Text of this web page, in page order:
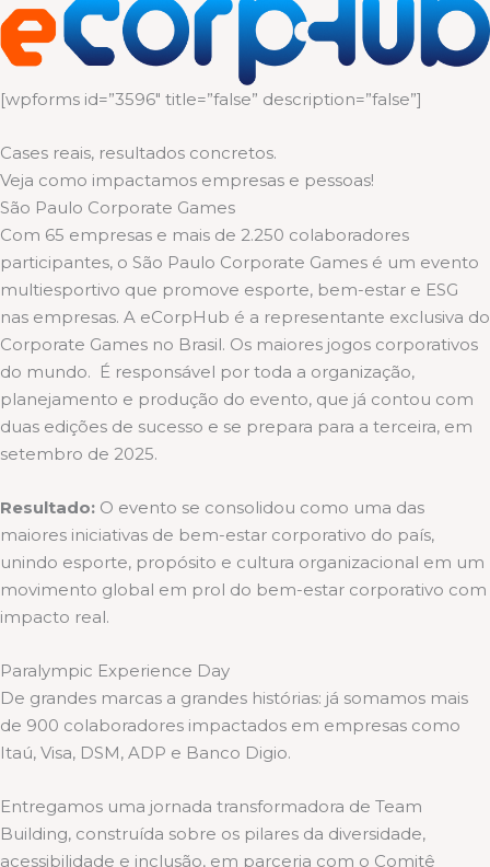
[wpforms id=”3596″ title=”false” description=”false”]
Cases reais, resultados concretos.
Veja como impactamos empresas e pessoas!
São Paulo Corporate Games
Com 65 empresas e mais de 2.250 colaboradores
participantes, o São Paulo Corporate Games é um evento
multiesportivo que promove esporte, bem-estar e ESG
nas empresas. A eCorpHub é a representante exclusiva do
Corporate Games no Brasil. Os maiores jogos corporativos
do mundo. É responsável por toda a organização,
planejamento e produção do evento, que já contou com
duas edições de sucesso e se prepara para a terceira, em
setembro de 2025.
Resultado: O evento se consolidou como uma das
maiores iniciativas de bem-estar corporativo do país,
unindo esporte, propósito e cultura organizacional em um
movimento global em prol do bem-estar corporativo com
impacto real.
Paralympic Experience Day
De grandes marcas a grandes histórias: já somamos mais
de 900 colaboradores impactados em empresas como
Itaú, Visa, DSM, ADP e Banco Digio.
Entregamos uma jornada transformadora de Team
Building, construída sobre os pilares da diversidade,
acessibilidade e inclusão, em parceria com o Comitê